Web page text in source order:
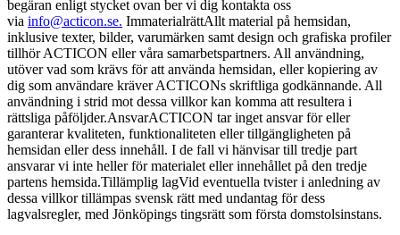
begäran enligt stycket ovan ber vi dig kontakta oss
via info@acticon.se. ImmaterialrättAllt material på hemsidan,
inklusive texter, bilder, varumärken samt design och grafiska profiler
tillhör ACTICON eller våra samarbetspartners. All användning,
utöver vad som krävs för att använda hemsidan, eller kopiering av
dig som användare kräver ACTICONs skriftliga godkännande. All
användning i strid mot dessa villkor kan komma att resultera i
rättsliga påföljder.AnsvarACTICON tar inget ansvar för eller
garanterar kvaliteten, funktionaliteten eller tillgängligheten på
hemsidan eller dess innehåll. I de fall vi hänvisar till tredje part
ansvarar vi inte heller för materialet eller innehållet på den tredje
partens hemsida.Tillämplig lagVid eventuella tvister i anledning av
dessa villkor tillämpas svensk rätt med undantag för dess
lagvalsregler, med Jönköpings tingsrätt som första domstolsinstans.